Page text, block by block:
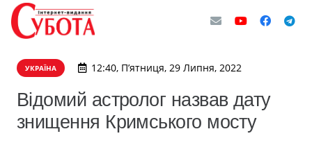
УКРАЇНА 12:40, П’ятниця, 29 Липня, 2022
Відомий астролог назвав дату
знищення Кримського мосту